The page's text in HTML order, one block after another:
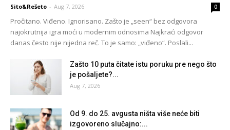
Sito&Rešeto - Aug 7, 2026 0
Pročitano. Viđeno. Ignorisano. Zašto je „seen“ bez odgovora
najokrutnija igra moći u modernim odnosima Najkraći odgovor
danas često nije nijedna reč. To je samo: „viđeno“. Poslali...
Zašto 10 puta čitate istu poruku pre nego što
je pošaljete?...
Aug 7, 2026
Od 9. do 25. avgusta ništa više neće biti
izgovoreno slučajno:...